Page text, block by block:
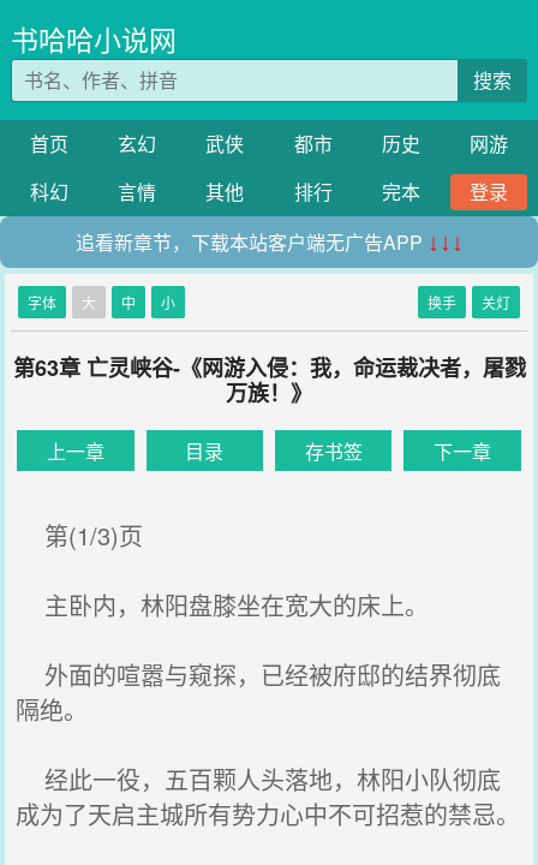
书哈哈小说网
搜索
首页 玄幻 武侠 都市 历史
网游
科幻
言情 其他 排行 完本
登录
追看新章节，下载本站客户端无广告APP ↓↓↓
字体 大 中 小 换手 关灯
第63章 亡灵峡谷-《网游入侵：我，命运裁决者，屠戮
万族！》
上一章 目录 存书签 下一章
第(1/3)页
主卧内，林阳盘膝坐在宽大的床上。
外面的喧嚣与窥探，已经被府邸的结界彻底
隔绝。
经此一役，五百颗人头落地，林阳小队彻底
成为了天启主城所有势力心中不可招惹的禁忌。